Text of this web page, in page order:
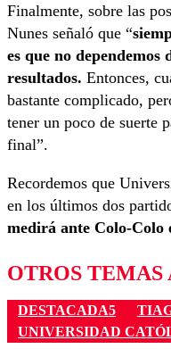
Finalmente, sobre las
Nunes señaló que “
es que no dependemos
resultados. Entonces,
bastante complicado,
tener un poco de suerte
final”.
Recordemos que
en los últimos dos
medirá ante Colo-Colo
OTROS TEMAS
DESTACADA5
UNIVERSIDAD